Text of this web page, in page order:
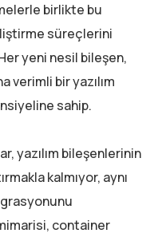
birlikte bu
süreçlerini
yeni nesil bileşen,
verimli bir yazılım
sahip.
yazılım bileşenlerinin
kalmıyor, aynı
container